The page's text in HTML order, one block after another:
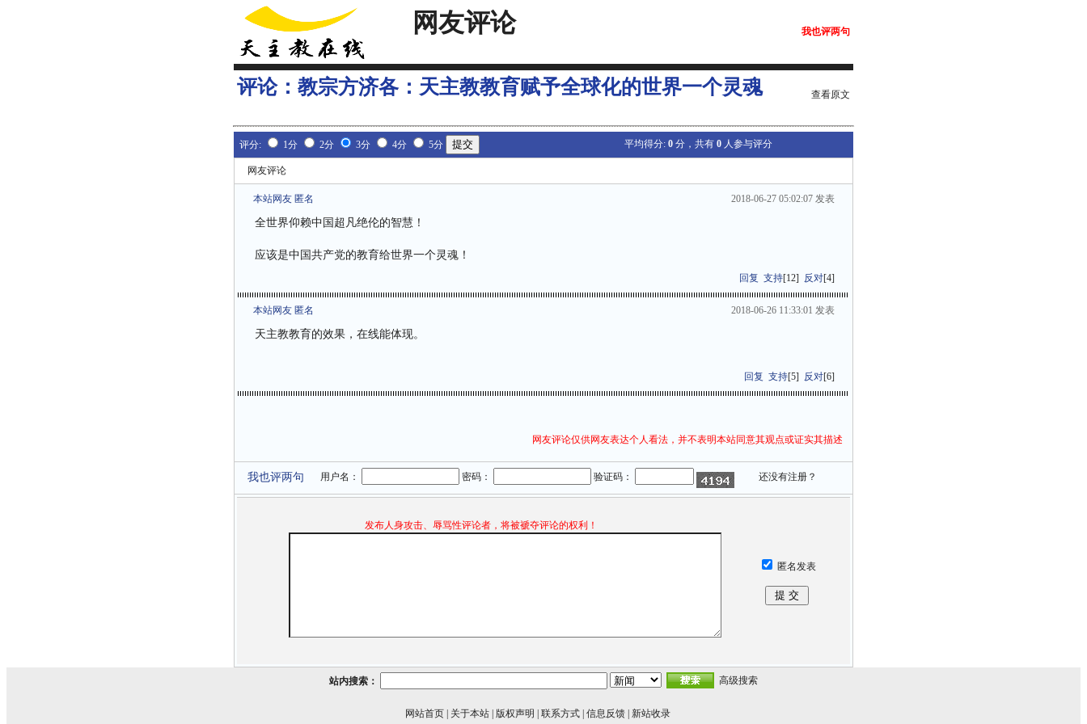
网友评论 我也评两句
评论： 教宗方济各：天主教教育赋予全球化的世界一个灵魂 查看原文
评分: 1分 2分 3分 4分 5分 平均得分: 0 分，共有 0 人参与评分
网友评论
本站网友 匿名 2018-06-27 05:02:07 发表
全世界仰赖中国超凡绝伦的智慧！
应该是中国共产党的教育给世界一个灵魂！
回复 支持[12] 反对[4]
本站网友 匿名 2018-06-26 11:33:01 发表
天主教教育的效果，在线能体现。
回复 支持[5] 反对[6]
网友评论仅供网友表达个人看法，并不表明本站同意其观点或证实其描述
我也评两句 用户名： 密码： 验证码： 还没有注册？
发布人身攻击、辱骂性评论者，将被褫夺评论的权利！
匿名发表
站内搜索： 高级搜索
网站首页 关于本站 版权声明 联系方式 信息反馈 新站收录